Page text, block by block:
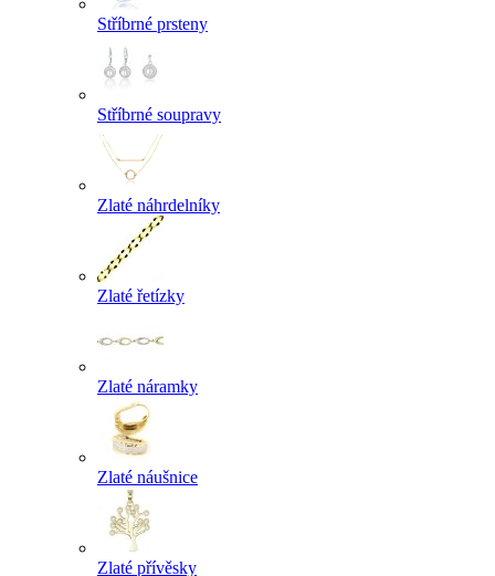
Stříbrné prsteny
Stříbrné soupravy
Zlaté náhrdelníky
Zlaté řetízky
Zlaté náramky
Zlaté náušnice
Zlaté přívěsky